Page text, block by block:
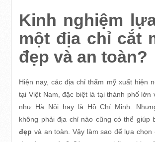
Kinh nghiệm
một địa chỉ cắt
đẹp và an toàn?
Hiện nay, các địa chỉ thẩm mỹ xuất hiện
tại Việt Nam, đặc biệt là tại thành phố lớn
như Hà Nội hay là Hồ Chí Minh.
không phải địa chỉ nào cũng có thể giúp
đẹp và an toàn. Vậy làm sao để lựa